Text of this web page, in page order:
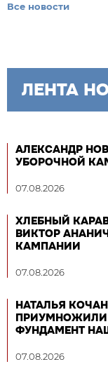
Все новости
ЛЕНТА
АЛЕКСАНДР
УБОРОЧНОЙ
07.08.2026
ХЛЕБНЫЙ
ВИКТОР
КАМПАНИИ
07.08.2026
НАТАЛЬЯ
ПРИУМНОЖИЛИ
ФУНДАМЕНТ
07.08.2026